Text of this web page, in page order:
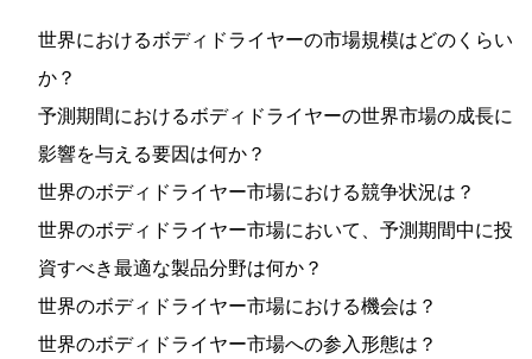
世界におけるボディドライヤーの市場規模はどのくらい
か？
予測期間におけるボディドライヤーの世界市場の成長に
影響を与える要因は何か？
世界のボディドライヤー市場における競争状況は？
世界のボディドライヤー市場において、予測期間中に投
資すべき最適な製品分野は何か？
世界のボディドライヤー市場における機会は？
世界のボディドライヤー市場への参入形態は？